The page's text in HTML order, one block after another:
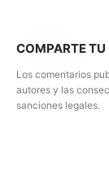
COMPARTE
Los comentarios
autores y las
sanciones legales.